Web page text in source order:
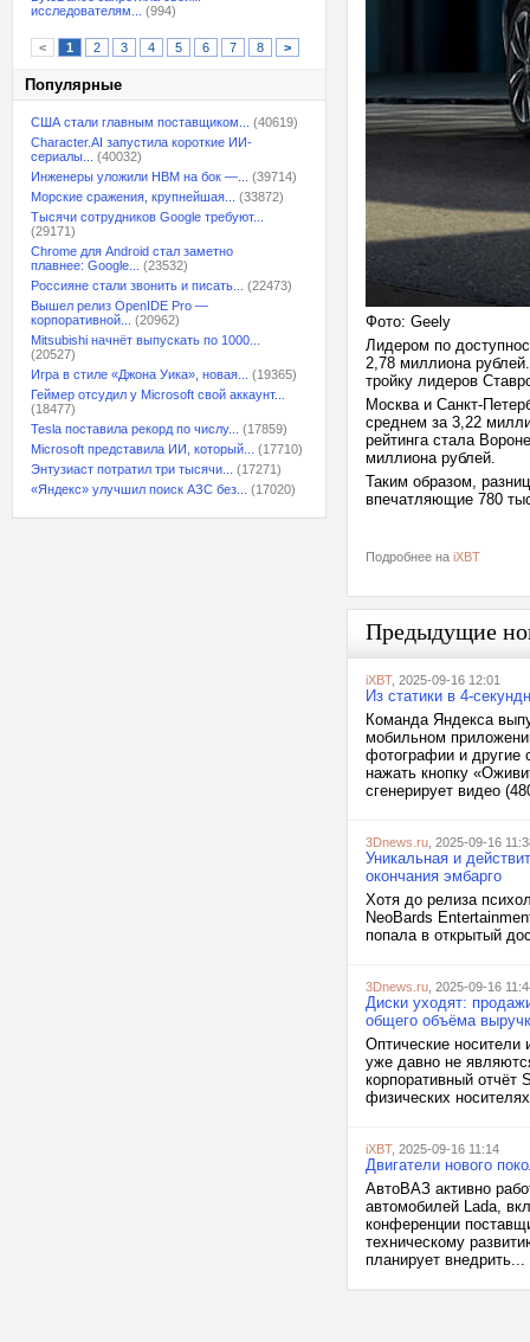
исследователям...
(994)
< 1 2 3 4 5 6 7 8 >
Популярные
США стали главным поставщиком...
(40619)
Character.AI запустила короткие ИИ-
сериалы...
(40032)
Инженеры уложили HBM на бок —...
(39714)
Морские сражения, крупнейшая...
(33872)
Тысячи сотрудников Google требуют...
(29171)
Chrome для Android стал заметно
плавнее: Google...
(23532)
Россияне стали звонить и писать...
(22473)
Вышел релиз OpenIDE Pro —
корпоративной...
(20962)
Mitsubishi начнёт выпускать по 1000...
(20527)
Игра в стиле «Джона Уика», новая...
(19365)
Геймер отсудил у Microsoft свой аккаунт...
(18477)
Tesla поставила рекорд по числу...
(17859)
Microsoft представила ИИ, который...
(17710)
Энтузиаст потратил три тысячи...
(17271)
«Яндекс» улучшил поиск АЗС без...
(17020)
Фото: Geely
Лидером по
2,78 миллиона
тройку лидеров
Москва и Санкт-
среднем за 3,22
рейтинга стала
миллиона рублей.
Таким образом,
впечатляющие 780
Подробнее на iXBT
Предыдущие
iXBT, 2025-09-16 12:01
Из статики в 4-
Команда Яндекса
мобильном
фотографии и другие
нажать кнопку
сгенерирует видео
3Dnews.ru , 2025-09-16
Уникальная и
окончания эмбарго
Хотя до релиза
NeoBards
попала в открытый
3Dnews.ru , 2025-09-16
Диски уходят:
общего объёма
Оптические носители
уже давно не
корпоративный отчёт
физических
iXBT, 2025-09-16 11:14
Двигатели нового
АвтоВАЗ активно
автомобилей Lada,
конференции
техническому
планирует внедрить...